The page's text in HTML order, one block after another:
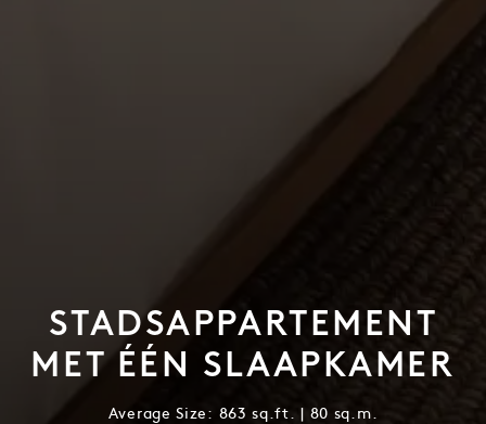
STADSAPPARTEMENT
MET ÉÉN SLAAPKAMER
Average Size: 863 sq.ft. | 80 sq.m.